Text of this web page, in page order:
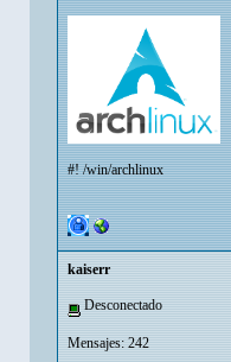
#! /win/archlinux
kaiserr
Desconectado
Mensajes: 242